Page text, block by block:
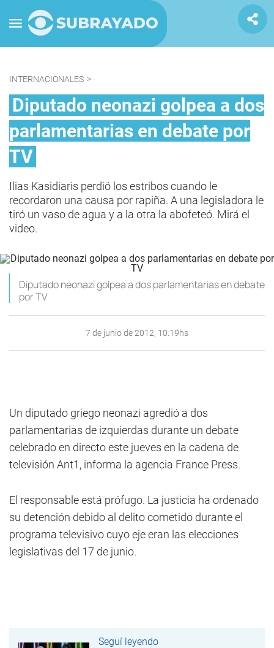
INTERNACIONALES >
Diputado neonazi golpea a dos
parlamentarias en debate por
TV
Ilias Kasidiaris perdió los estribos cuando le
recordaron una causa por rapiña. A una legisladora le
tiró un vaso de agua y a la otra la abofeteó. Mirá el
video.
Diputado neonazi golpea a dos parlamentarias en debate
por TV
7 de junio de 2012, 10:19hs
Un diputado griego neonazi agredió a dos
parlamentarias de izquierdas durante un debate
celebrado en directo este jueves en la cadena de
televisión Ant1, informa la agencia France Press.
El responsable está prófugo. La justicia ha ordenado
su detención debido al delito cometido durante el
programa televisivo cuyo eje eran las elecciones
legislativas del 17 de junio.
Seguí leyendo